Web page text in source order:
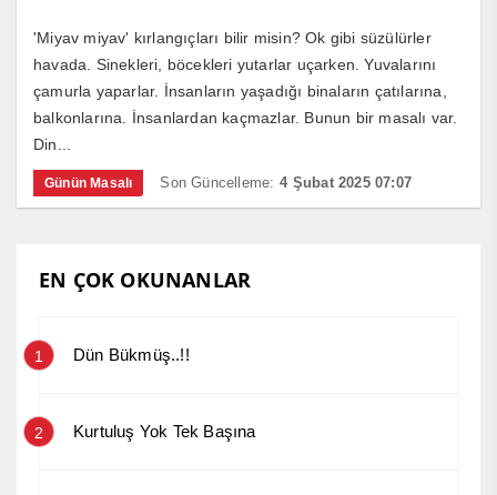
'Miyav miyav' kırlangıçları bilir misin? Ok gibi süzülürler
havada. Sinekleri, böcekleri yutarlar uçarken. Yuvalarını
çamurla yaparlar. İnsanların yaşadığı binaların çatılarına,
balkonlarına. İnsanlardan kaçmazlar. Bunun bir masalı var.
Din...
Günün Masalı Son Güncelleme: 4 Şubat 2025 07:07
EN ÇOK OKUNANLAR
1 Dün Bükmüş..!!
2 Kurtuluş Yok Tek Başına